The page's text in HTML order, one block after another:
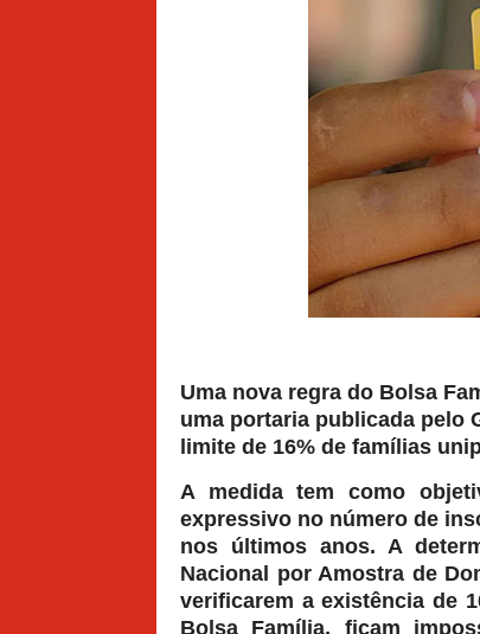
Uma nova regra do Bolsa
uma portaria publicada pelo
limite de 16% de famílias
A medida tem como
expressivo no número de
nos últimos anos. A
Nacional por Amostra de
verificarem a existência de
Bolsa Família, ficam